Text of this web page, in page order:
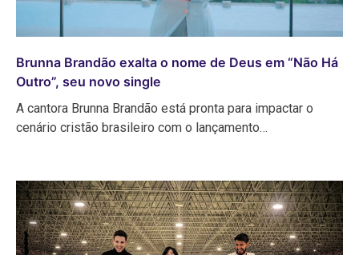
Brunna Brandão exalta o nome de Deus em “Não Há
Outro”, seu novo single
A cantora Brunna Brandão está pronta para impactar o
cenário cristão brasileiro com o lançamento…